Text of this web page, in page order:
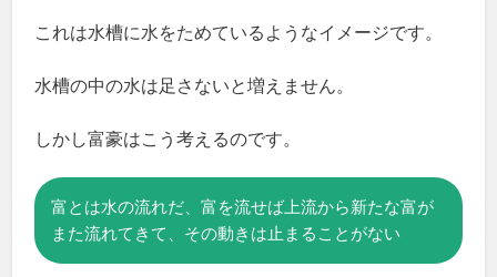
これは水槽に水をためているようなイメージです。
水槽の中の水は足さないと増えません。
しかし富豪はこう考えるのです。
富とは水の流れだ、富を流せば上流から新たな富が
また流れてきて、その動きは止まることがない